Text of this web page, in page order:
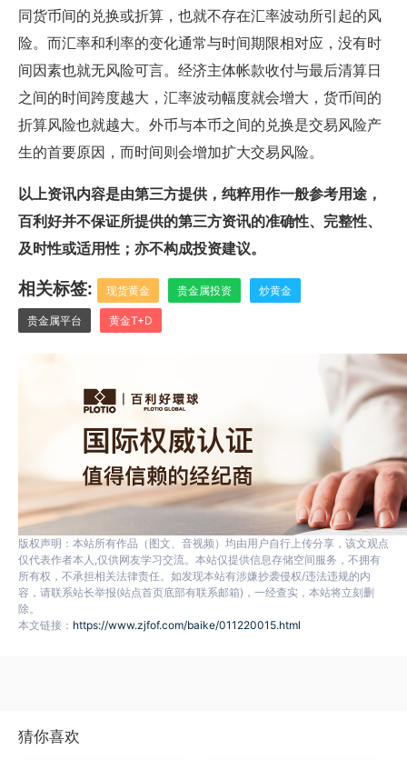
同货币间的兑换或折算，也就不存在汇率波动所引起的风
险。而汇率和利率的变化通常与时间期限相对应，没有时
间因素也就无风险可言。经济主体帐款收付与最后清算日
之间的时间跨度越大，汇率波动幅度就会增大，货币间的
折算风险也就越大。外币与本币之间的兑换是交易风险产
生的首要原因，而时间则会增加扩大交易风险。
以上资讯内容是由第三方提供，纯粹用作一般参考用途，
百利好并不保证所提供的第三方资讯的准确性、完整性、
及时性或适用性；亦不构成投资建议。
相关标签: 现货黄金 贵金属投资 炒黄金
贵金属平台 黄金T+D
版权声明：本站所有作品（图文、音视频）均由用户自行上传分享，该文观点
仅代表作者本人,仅供网友学习交流。本站仅提供信息存储空间服务，不拥有
所有权，不承担相关法律责任。如发现本站有涉嫌抄袭侵权/违法违规的内
容，请联系站长举报(站点首页底部有联系邮箱)，一经查实，本站将立刻删
除。
本文链接： https://www.zjfof.com/baike/011220015.html
猜你喜欢